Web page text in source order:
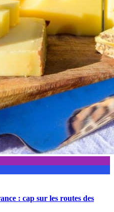
: cap sur les routes des